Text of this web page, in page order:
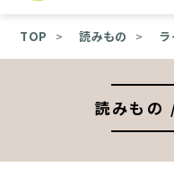
商品情報
English
TOP 読みもの
読みもの